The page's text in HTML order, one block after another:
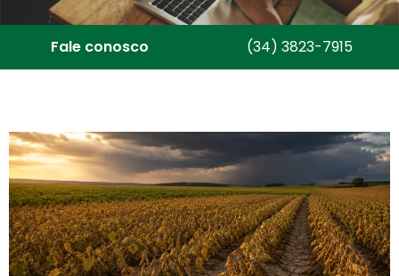
Fale conosco (34) 3823-7915